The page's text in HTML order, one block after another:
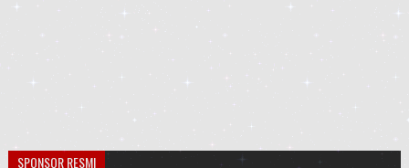
SPONSOR RESMI